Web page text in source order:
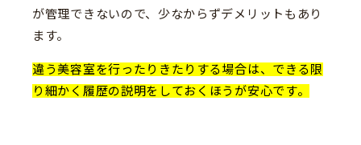
が管理できないので、少なからずデメリットもあり
ます。
違う美容室を行ったりきたりする場合は、できる限
り細かく履歴の説明をしておくほうが安心です。